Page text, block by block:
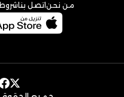
من نحن اتصل بنا شروط